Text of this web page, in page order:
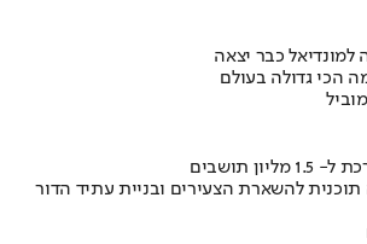
כבר יצאה
הכי גדולה בעולם
תוכנית להשארת הצעירים ובניית עתיד הדור